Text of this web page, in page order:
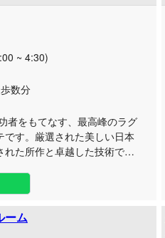
い。皆様の五感を満たし、
。 ~ 4:30)
数分
者をもてなす、最高峰のラグ
です。厳選された美しい日本
れた所作と卓越した技術で、
しのすべてを兼ね備えたプ
籍する、完全個室のマンシ
所作に
ーム